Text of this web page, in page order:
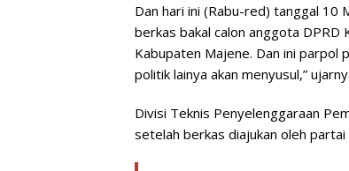
Dan hari ini (Rabu-red) tanggal 10
berkas bakal calon anggota DPRD
Kabupaten Majene. Dan ini parpol
politik lainya akan menyusul,”
Divisi Teknis Penyelenggaraan
setelah berkas diajukan oleh